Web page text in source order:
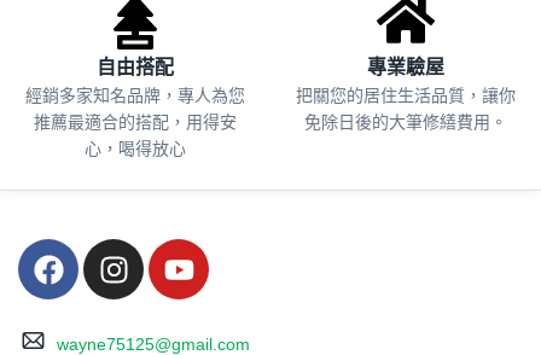
自由搭配
經銷多家知名品牌，專人為您
推薦最適合的搭配，用得安
心，喝得放心
專業驗屋
把關您的居住生活品質， 讓你
免除日後的大筆修繕費用。
wayne75125@gmail.com